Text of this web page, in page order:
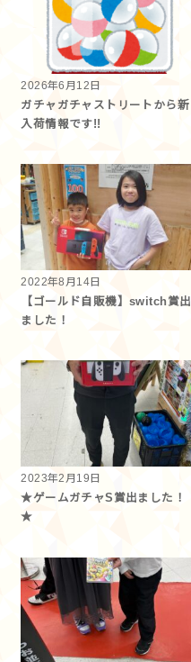
2026年6月12日
ガチャガチャストリートから新
入荷情報です!!
2022年8月14日
【ゴールド自販機】switch賞出
ました！
2023年2月19日
★ゲームガチャS賞出ました！
★